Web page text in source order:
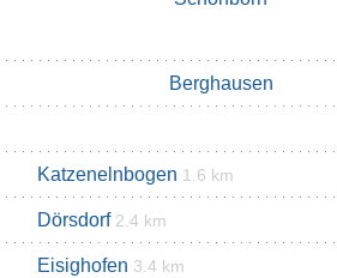
Berghausen
Katzenelnbogen 1.6 km
Dörsdorf 2.4 km
Eisighofen 3.4 km